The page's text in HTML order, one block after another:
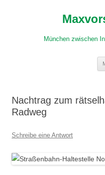
München zwischen
Nachtrag zum
Radweg
Schreibe eine Antwort